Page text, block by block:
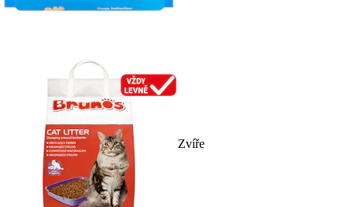
Zvíře